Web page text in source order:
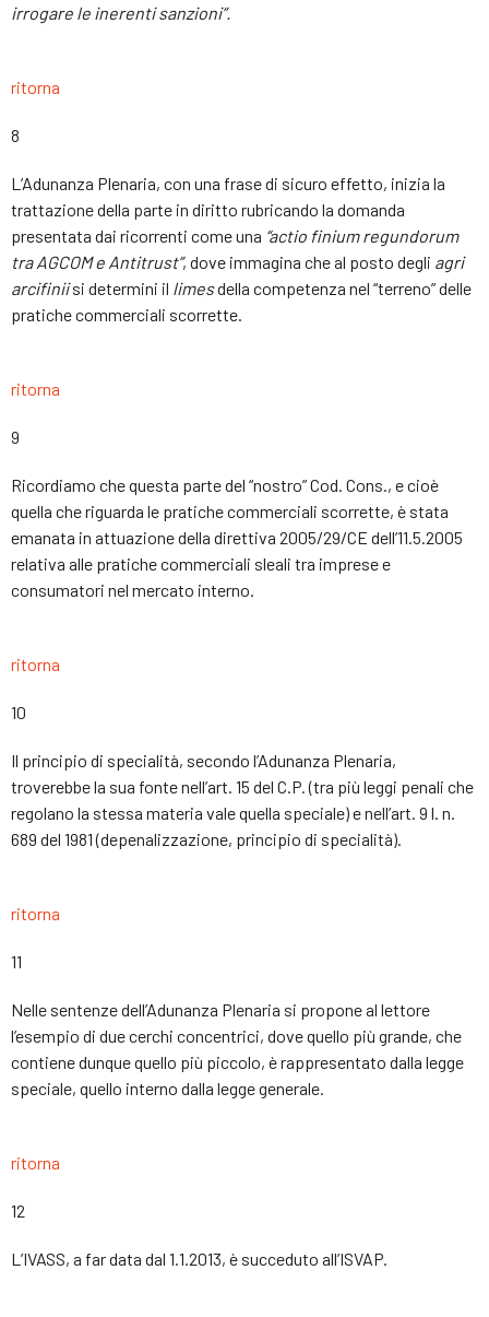
irrogare le inerenti sanzioni”.
ritorna
8
L’Adunanza Plenaria, con una frase di sicuro effetto, inizia la
trattazione della parte in diritto rubricando la domanda
presentata dai ricorrenti come una “actio finium regundorum
tra AGCOM e Antitrust”, dove immagina che al posto degli agri
arcifiniisi determini il limesdella competenza nel “terreno” delle
pratiche commerciali scorrette.
ritorna
9
Ricordiamo che questa parte del “nostro” Cod. Cons., e cioè
quella che riguarda le pratiche commerciali scorrette, è stata
emanata in attuazione della direttiva 2005/29/CE dell’11.5.2005
relativa alle pratiche commerciali sleali tra imprese e
consumatori nel mercato interno.
ritorna
10
Il principio di specialità, secondo l’Adunanza Plenaria,
troverebbe la sua fonte nell’art. 15 del C.P. (tra più leggi penali che
regolano la stessa materia vale quella speciale) e nell’art. 9 l. n.
689 del 1981 (depenalizzazione, principio di specialità).
ritorna
11
Nelle sentenze dell’Adunanza Plenaria si propone al lettore
l’esempio di due cerchi concentrici, dove quello più grande, che
contiene dunque quello più piccolo, è rappresentato dalla legge
speciale, quello interno dalla legge generale.
ritorna
12
L’IVASS, a far data dal 1.1.2013, è succeduto all’ISVAP.